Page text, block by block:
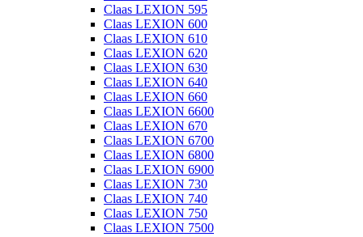
Claas LEXION 595
Claas LEXION 600
Claas LEXION 610
Claas LEXION 620
Claas LEXION 630
Claas LEXION 640
Claas LEXION 660
Claas LEXION 6600
Claas LEXION 670
Claas LEXION 6700
Claas LEXION 6800
Claas LEXION 6900
Claas LEXION 730
Claas LEXION 740
Claas LEXION 750
Claas LEXION 7500